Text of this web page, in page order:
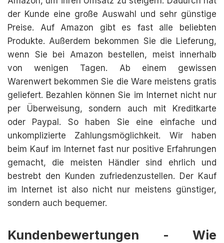
der Kunde eine große Auswahl und sehr günstige
Preise. Auf Amazon gibt es fast alle beliebten
Produkte. Außerdem bekommen Sie die Lieferung,
wenn Sie bei Amazon bestellen, meist innerhalb
von wenigen Tagen. Ab einem gewissen
Warenwert bekommen Sie die Ware meistens gratis
geliefert. Bezahlen können Sie im Internet nicht nur
per Überweisung, sondern auch mit Kreditkarte
oder Paypal. So haben Sie eine einfache und
unkomplizierte Zahlungsmöglichkeit. Wir haben
beim Kauf im Internet fast nur positive Erfahrungen
gemacht, die meisten Händler sind ehrlich und
bestrebt den Kunden zufriedenzustellen. Der Kauf
im Internet ist also nicht nur meistens günstiger,
sondern auch bequemer.
Kundenbewertungen - Wie